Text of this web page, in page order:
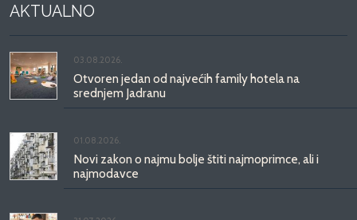
AKTUALNO
03.08.2026.
Otvoren jedan od najvećih family hotela na
srednjem Jadranu
01.08.2026.
Novi zakon o najmu bolje štiti najmoprimce, ali i
najmodavce